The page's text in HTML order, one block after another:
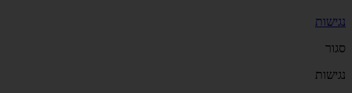
נגישות
סגור
נגישות